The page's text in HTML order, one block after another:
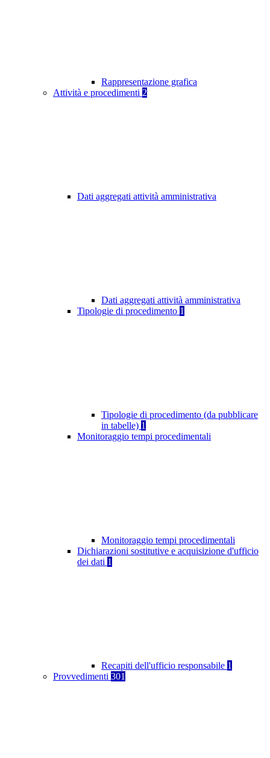
Rappresentazione grafica
Attività e procedimenti 2
Dati aggregati attività amministrativa
Dati aggregati attività amministrativa
Tipologie di procedimento 1
Tipologie di procedimento (da pubblicare
in tabelle) 1
Monitoraggio tempi procedimentali
Monitoraggio tempi procedimentali
Dichiarazioni sostitutive e acquisizione d'ufficio
dei dati 1
Recapiti dell'ufficio responsabile 1
Provvedimenti 301